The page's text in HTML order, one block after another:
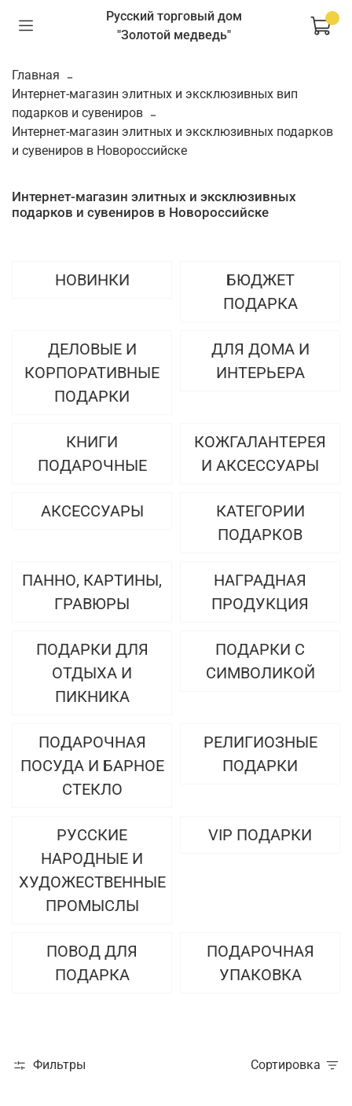
Русский торговый дом
"Золотой медведь"
Главная
Интернет-магазин элитных и эксклюзивных вип
подарков и сувениров
Интернет-магазин элитных и эксклюзивных подарков
и сувениров в Новороссийске
Интернет-магазин элитных и эксклюзивных
подарков и сувениров в Новороссийске
НОВИНКИ
БЮДЖЕТ
ПОДАРКА
ДЕЛОВЫЕ И
КОРПОРАТИВНЫЕ
ПОДАРКИ
ДЛЯ ДОМА И
ИНТЕРЬЕРА
КНИГИ
ПОДАРОЧНЫЕ
КОЖГАЛАНТЕРЕЯ
И АКСЕССУАРЫ
АКСЕССУАРЫ
КАТЕГОРИИ
ПОДАРКОВ
ПАННО, КАРТИНЫ,
ГРАВЮРЫ
НАГРАДНАЯ
ПРОДУКЦИЯ
ПОДАРКИ ДЛЯ
ОТДЫХА И
ПИКНИКА
ПОДАРКИ С
СИМВОЛИКОЙ
ПОДАРОЧНАЯ
ПОСУДА И БАРНОЕ
СТЕКЛО
РЕЛИГИОЗНЫЕ
ПОДАРКИ
РУССКИЕ
НАРОДНЫЕ И
ХУДОЖЕСТВЕННЫЕ
ПРОМЫСЛЫ
VIP ПОДАРКИ
ПОВОД ДЛЯ
ПОДАРКА
ПОДАРОЧНАЯ
УПАКОВКА
Фильтры Сортировка